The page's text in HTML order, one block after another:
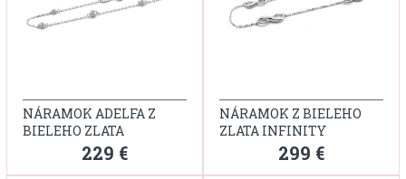
NÁRAMOK ADELFA Z
BIELEHO ZLATA
229 €
NÁRAMOK Z BIELEHO
ZLATA INFINITY
299 €